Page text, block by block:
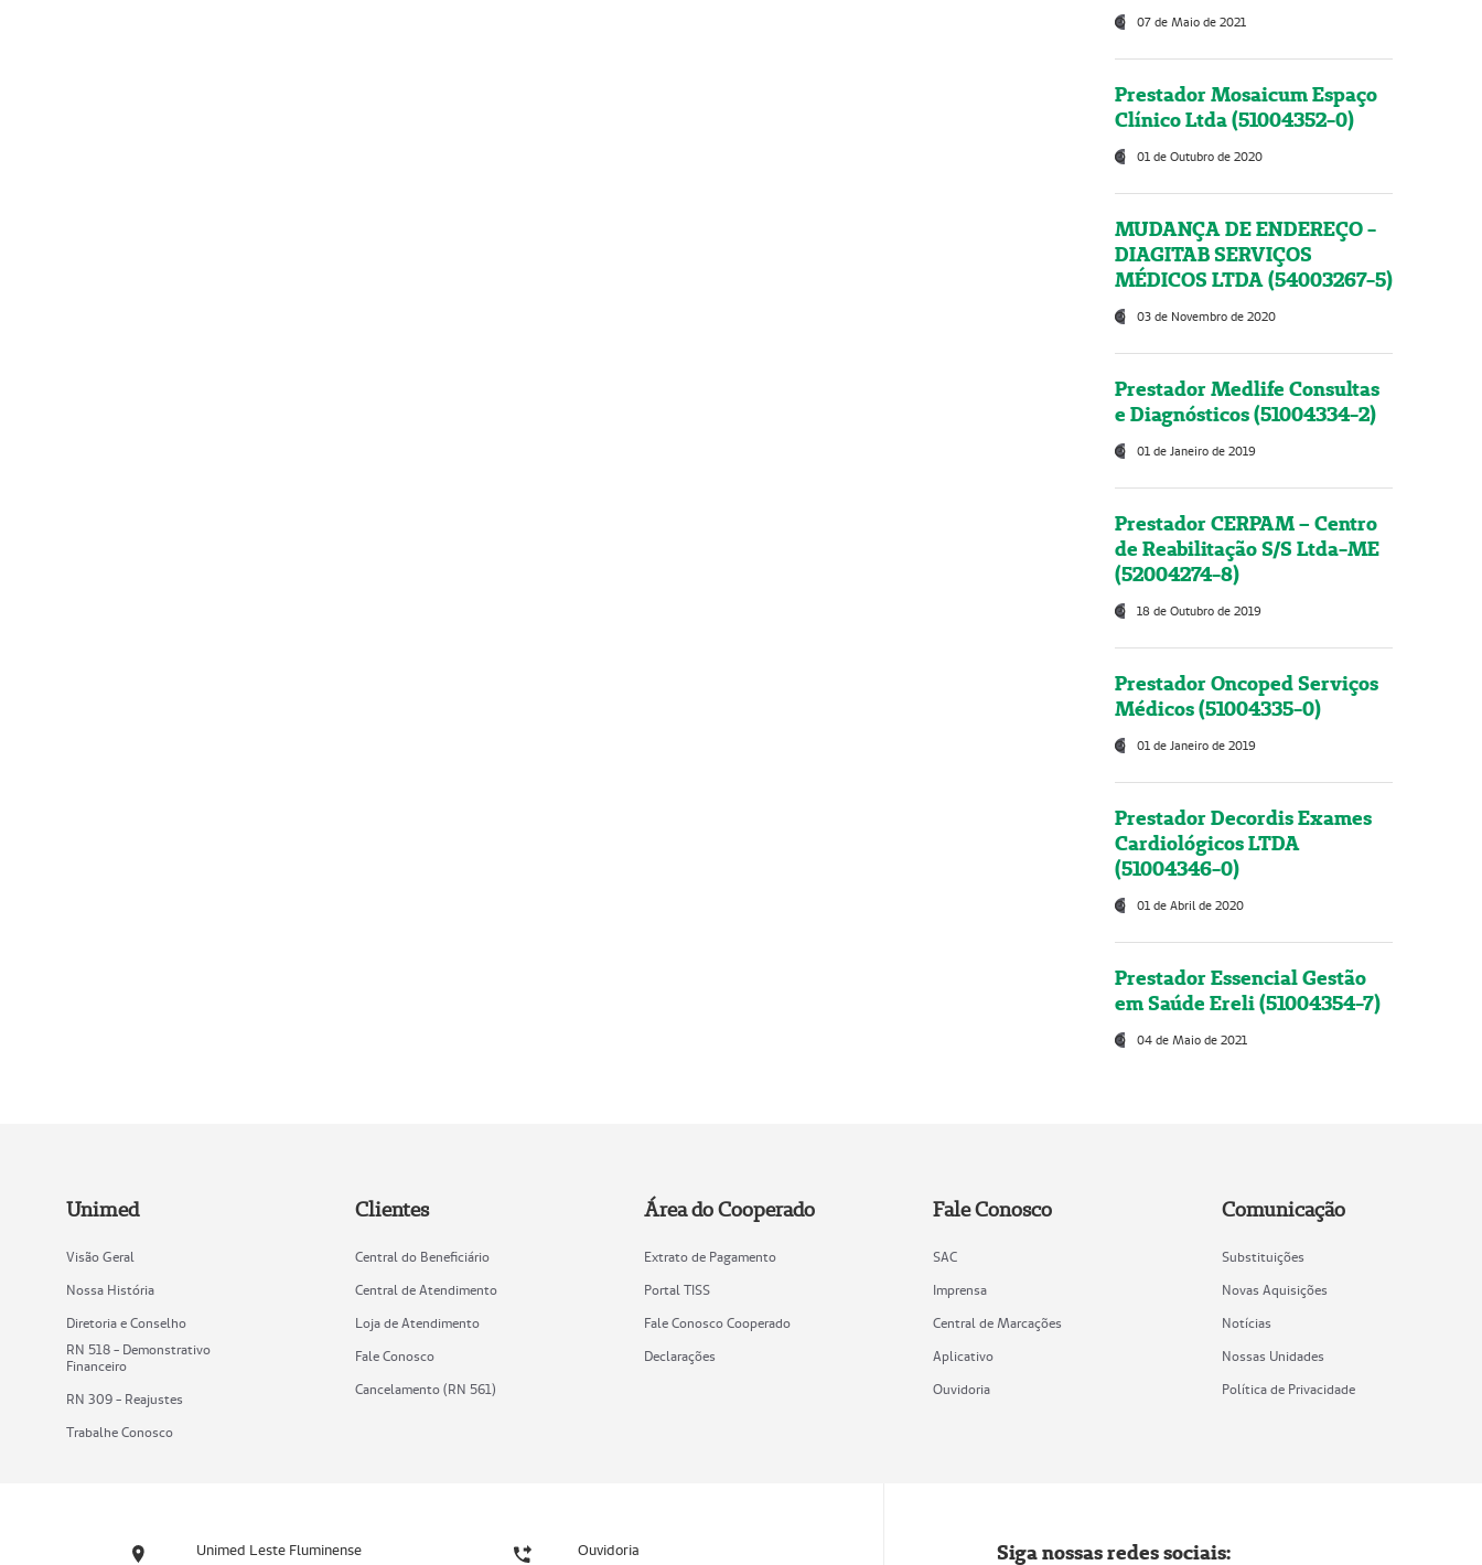
07 de Maio de 2021
Prestador Mosaicum Espaço
Clínico Ltda (51004352-0)
01 de Outubro de 2020
MUDANÇA DE ENDEREÇO -
DIAGITAB SERVIÇOS
MÉDICOS LTDA (54003267-5)
03 de Novembro de 2020
Prestador Medlife Consultas
e Diagnósticos (51004334-2)
01 de Janeiro de 2019
Prestador CERPAM – Centro
de Reabilitação S/S Ltda-ME
(52004274-8)
18 de Outubro de 2019
Prestador Oncoped Serviços
Médicos (51004335-0)
01 de Janeiro de 2019
Prestador Decordis Exames
Cardiológicos LTDA
(51004346-0)
01 de Abril de 2020
Prestador Essencial Gestão
em Saúde Ereli (51004354-7)
04 de Maio de 2021
Unimed
Visão Geral
Nossa História
Diretoria e Conselho
RN 518 - Demonstrativo
Financeiro
RN 309 - Reajustes
Trabalhe Conosco
Clientes
Central do Beneficiário
Central de Atendimento
Loja de Atendimento
Fale Conosco
Cancelamento (RN 561)
Área do Cooperado
Extrato de Pagamento
Portal TISS
Fale Conosco Cooperado
Declarações
Fale Conosco
SAC
Imprensa
Central de Marcações
Aplicativo
Ouvidoria
Comunicação
Substituições
Novas Aquisições
Notícias
Nossas Unidades
Política de Privacidade
Unimed Leste Fluminense Ouvidoria Siga nossas redes sociais: